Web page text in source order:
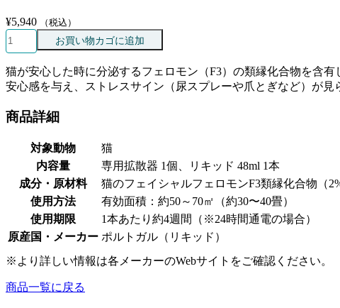
¥5,940 （税込）
フ
ェ
リ
ウ
ェ
イ
リ
+拡
ッ
ト
個
お買い物カゴに追加
猫が安心した時に分泌するフェロモン（F3）の類縁化合物を含
安心感を与え、ストレスサイン（尿スプレーや爪とぎなど）が見
商品詳細
対象動物
猫
内容量
専用拡散器 1個、リキッド 48ml 1本
成分・原材料
猫のフェイシャルフェロモンF3類縁化合物（
使用方法
有効面積：約50～70㎡（約30〜40畳）
使用期限
1本あたり約4週間（※24時間通電の場合）
原産国・メーカー ポルトガル（リキッド）
※より詳しい情報は各メーカーのWebサイトをご確認ください。
商品一覧に戻る